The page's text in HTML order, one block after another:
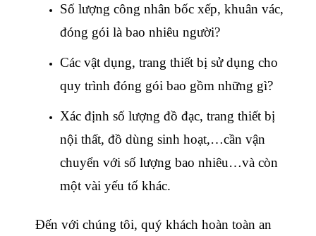
Số lượng công nhân bốc xếp, khuân vác,
đóng gói là bao nhiêu người?
Các vật dụng, trang thiết bị sử dụng cho
quy trình đóng gói bao gồm những gì?
Xác định số lượng đồ đạc, trang thiết bị
nội thất, đồ dùng sinh hoạt,…cần vận
chuyển với số lượng bao nhiêu…và còn
một vài yếu tố khác.
Đến với chúng tôi, quý khách hoàn toàn an